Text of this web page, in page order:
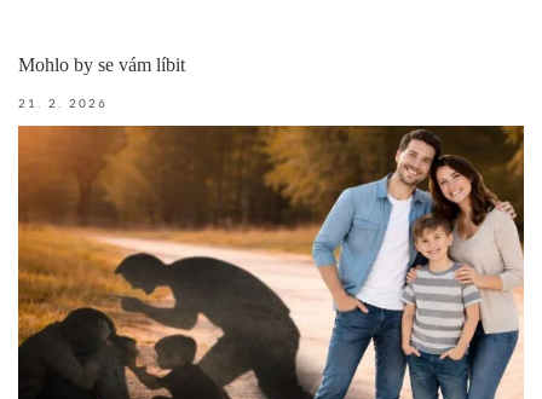
Mohlo by se vám líbit
21. 2. 2026